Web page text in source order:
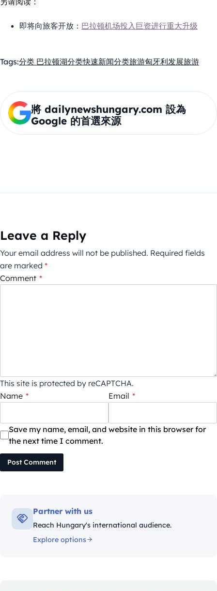
即将向旅客开放： 巴拉顿机场投入巨资进行重大升级
Tags:分类 巴拉顿湖分类快速新闻分类旅游匈牙利发展旅游
將 dailynewshungary.com 設為
Google 的首選來源
Leave a Reply
Your email address will not be published. Required fields
are marked *
Comment *
This site is protected by reCAPTCHA.
Name * Email *
Save my name, email, and website in this browser for
the next time I comment.
Post Comment
Partner with us
Reach Hungary's international audience.
Explore options